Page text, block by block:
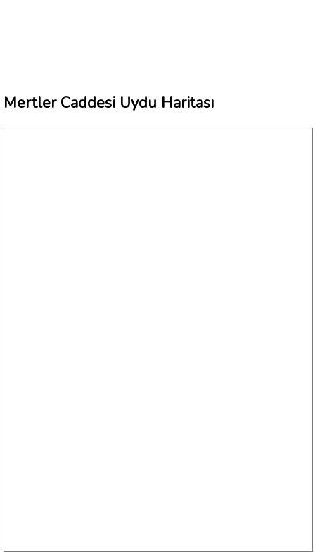
Mertler Caddesi Uydu Haritası